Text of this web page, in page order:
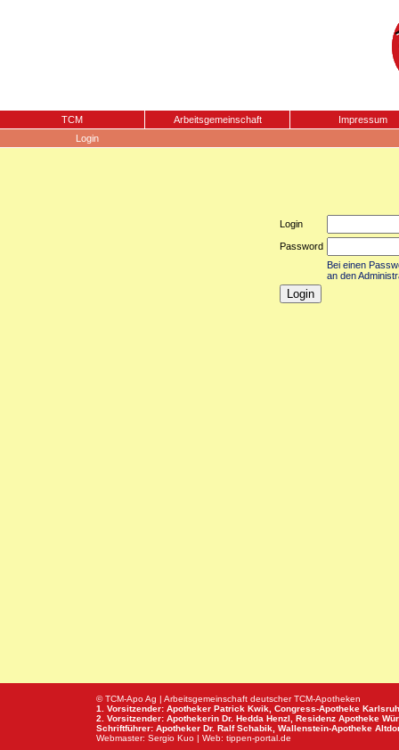
TCM Arbeitsgemeinschaft
Impressum
Login
Login
Password
Bei einen
an den
© TCM-Apo Ag | Arbeitsgemeinschaft deutscher TCM-Apotheken
1. Vorsitzender: Apotheker Patrick Kwik, Congress-Apotheke
2. Vorsitzender: Apothekerin Dr. Hedda Henzl, Residenz Apotheke
Schriftführer: Apotheker Dr. Ralf Schabik, Wallenstein-Apotheke
Webmaster: Sergio Kuo | Web: tippen-portal.de